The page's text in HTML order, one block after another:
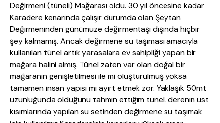
Değirmeni (tüneli) Mağarası oldu. 30 yıl öncesine kadar
Karadere kenarında çalışır durumda olan Şeytan
Değirmeninden günümüze değirmentaşı dışında hiçbir
şey kalmamış. Ancak değirmene su taşıması amacıyla
kullanılan tünel artık yarasalara ev sahipliği yapan bir
mağara halini almış. Tünel zaten var olan doğal bir
mağaranın genişletilmesi ile mi oluşturulmuş yoksa
tamamen insan yapısı mı ayırt etmek zor. Yaklaşık 50mt
uzunluğunda olduğunu tahmin ettiğim tünel, derenin üst
kısımlarında yapılan su setinden değirmene su taşımak